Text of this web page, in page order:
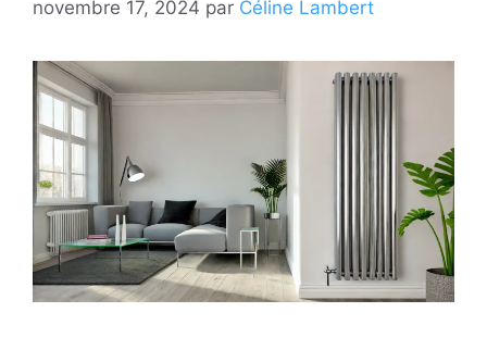
novembre 17, 2024 par Céline Lambert